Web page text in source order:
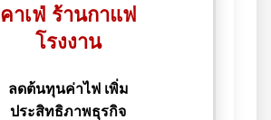
คาเฟ่ ร้านกาแฟ
โรงงาน
ลดต้นทุนค่าไฟ เพิ่ม
ประสิทธิภาพธุรกิจ